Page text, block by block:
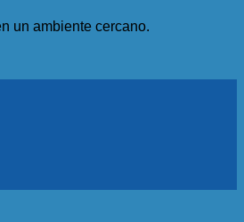
un ambiente cercano.